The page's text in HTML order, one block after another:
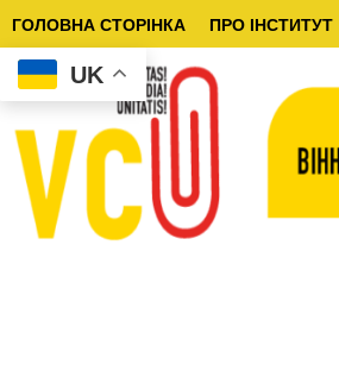
ГОЛОВНА СТОРІНКА ПРО ІНСТИТУТ
UK